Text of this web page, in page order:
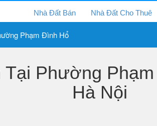
Nhà Đất Bán Nhà Đất Cho Thuê
Phạm Đình Hổ
Phường
Hà Nội